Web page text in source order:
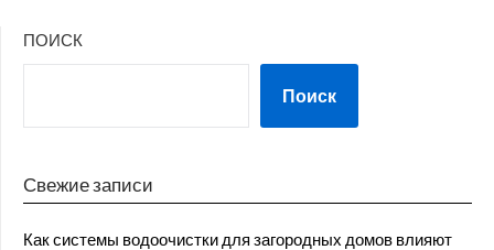
ПОИСК
Поиск
Свежие записи
Как системы водоочистки для загородных домов влияют